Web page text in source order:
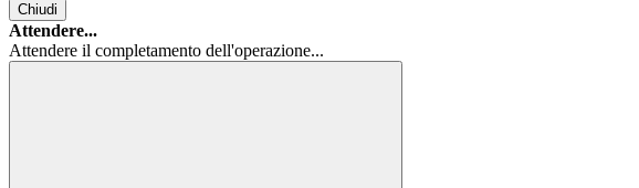
Chiudi
Attendere...
Attendere il completamento dell'operazione...